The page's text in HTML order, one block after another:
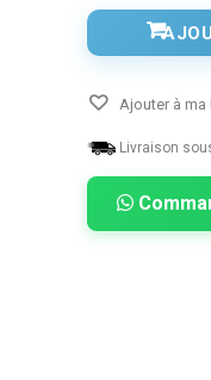
Ajouter à
Livraison